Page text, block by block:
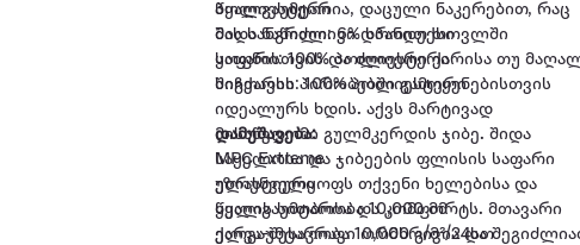
წყალგაუმტარია, დაცული ნაკერებით, რაც
მას ხანგრძლივი დროით თოვლში
ყოფნისთვის და ძლიერი ქარისა თუ
სიჩქარის პირობებში გამოყენებისთვის
იდეალურს ხდის. აქვს მარტივად
მისაწვდომი გულმკერდის ჯიბე. შიდა
საყელოსა და ჯიბეების ფლისის საფარი
უზრუნველყოფს თქვენი ხელებისა და
ყელის სითბოსა და კომფორტს. მთავარი
ელვა-შესაკრავი ორმხრივია და
პოლიესტერი
შიდა ნაწილი: 6% სპანდექსი
საფარი: 100% პოლიესტერი
შიგთავსი: 100% პოლიესტერი
დამუშავება:
MPC Extreme
ელასტიური
წყალგაუმტარობა 10,000 მმ
ქარგაუმტარობა 10,000 გ/მ²/24სთ